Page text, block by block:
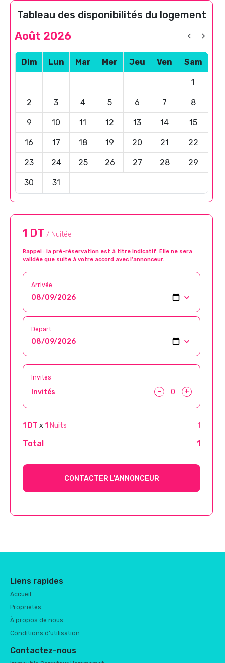
Tableau des disponibilités du logement
Août 2026
Dim Lun Mar Mer Jeu Ven Sam
1
2 3 4 5 6 7 8
9 10 11 12 13 14 15
16 17 18 19 20 21 22
23 24 25 26 27 28 29
30 31
1 DT / Nuitée
Rappel : la pré-réservation est à titre indicatif. Elle ne sera
validée que suite à votre accord avec l’annonceur.
Arrivée
Départ
Invités
Invités - +
1 DT x 1 Nuits 1
Total 1
CONTACTER L'ANNONCEUR
Liens rapides
Accueil
Propriétés
À propos de nous
Conditions d'utilisation
Contactez-nous